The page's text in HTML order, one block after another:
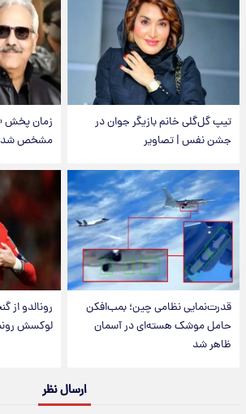
تیپ گل‌گلی خانم بازیگر جوان در
جشن نفس | تصاویر
زمان پخش
مشخص شد
قدرت‌نمایی نظامی چین؛ بمب‌افکن
حامل موشک هسته‌ای در آسمان
ظاهر شد
رونالدو از
لوکسش
ارسال نظر